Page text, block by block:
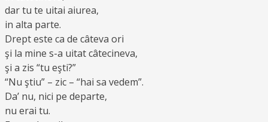
dar tu te uitai aiurea,
in alta parte.
Drept este ca de câteva ori
şi la mine s-a uitat câtecineva,
şi a zis “tu eşti?”
“Nu ştiu” – zic – “hai sa vedem”.
Da’ nu, nici pe departe,
nu erai tu.